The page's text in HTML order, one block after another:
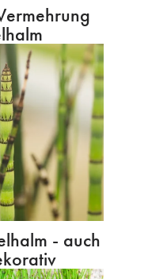
- auch